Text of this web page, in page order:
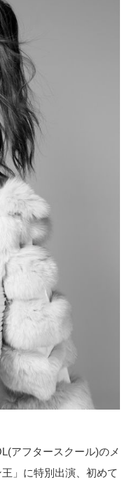
アフタースクール)のメ
」に特別出演、初めて